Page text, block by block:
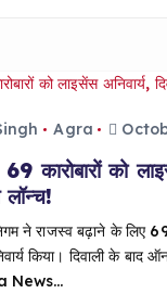
Agra
को
लॉन्च!
ने राजस्व बढ़ाने के लिए 69
किया। दिवाली के बाद
News…